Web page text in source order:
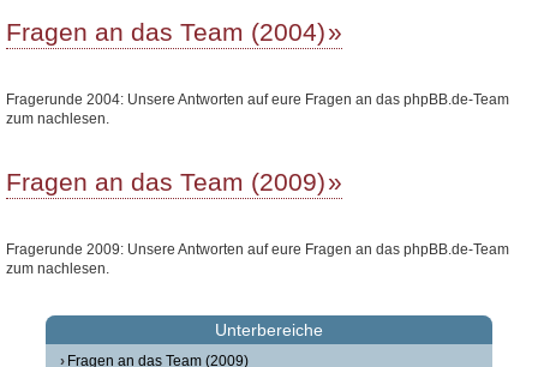
Fragen an das Team (2004)
Fragerunde 2004: Unsere Antworten auf eure Fragen an das phpBB.de-Team
zum nachlesen.
Fragen an das Team (2009)
Fragerunde 2009: Unsere Antworten auf eure Fragen an das phpBB.de-Team
zum nachlesen.
Unterbereiche
Fragen an das Team (2009)